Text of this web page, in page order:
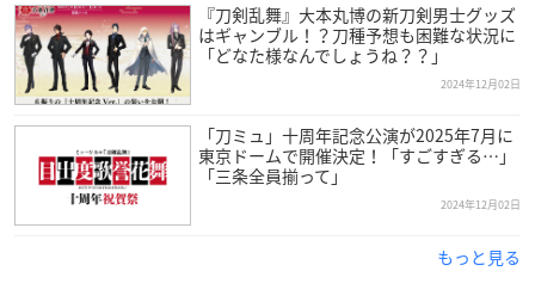
『刀剣乱舞』大本丸博の新刀剣男士グッズ
はギャンブル！？刀種予想も困難な状況に
「どなた様なんでしょうね？？」
2024年12月02日
「刀ミュ」十周年記念公演が2025年7月に
東京ドームで開催決定！「すごすぎる…」
「三条全員揃って」
2024年12月02日
もっと見る